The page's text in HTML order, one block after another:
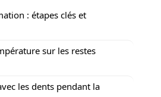
: étapes clés et
sur les restes
les dents pendant la